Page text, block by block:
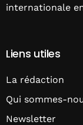
internationale
Liens utiles
La rédaction
Qui sommes-
Newsletter